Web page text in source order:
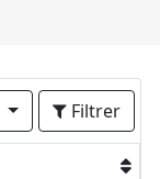
Filtrer